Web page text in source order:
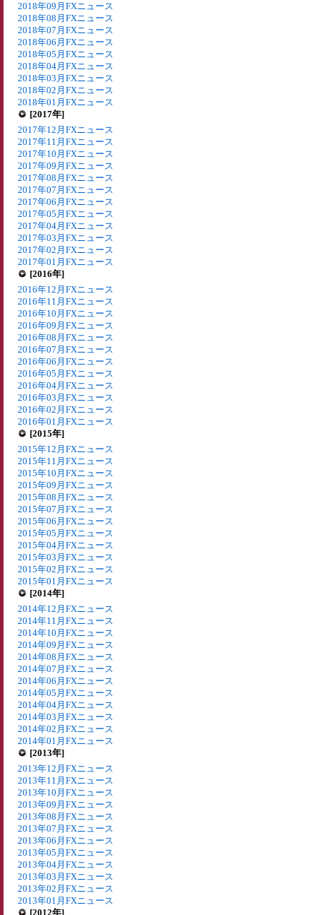
2018年09月FXニュース
2018年08月FXニュース
2018年07月FXニュース
2018年06月FXニュース
2018年05月FXニュース
2018年04月FXニュース
2018年03月FXニュース
2018年02月FXニュース
2018年01月FXニュース
[2017年]
2017年12月FXニュース
2017年11月FXニュース
2017年10月FXニュース
2017年09月FXニュース
2017年08月FXニュース
2017年07月FXニュース
2017年06月FXニュース
2017年05月FXニュース
2017年04月FXニュース
2017年03月FXニュース
2017年02月FXニュース
2017年01月FXニュース
[2016年]
2016年12月FXニュース
2016年11月FXニュース
2016年10月FXニュース
2016年09月FXニュース
2016年08月FXニュース
2016年07月FXニュース
2016年06月FXニュース
2016年05月FXニュース
2016年04月FXニュース
2016年03月FXニュース
2016年02月FXニュース
2016年01月FXニュース
[2015年]
2015年12月FXニュース
2015年11月FXニュース
2015年10月FXニュース
2015年09月FXニュース
2015年08月FXニュース
2015年07月FXニュース
2015年06月FXニュース
2015年05月FXニュース
2015年04月FXニュース
2015年03月FXニュース
2015年02月FXニュース
2015年01月FXニュース
[2014年]
2014年12月FXニュース
2014年11月FXニュース
2014年10月FXニュース
2014年09月FXニュース
2014年08月FXニュース
2014年07月FXニュース
2014年06月FXニュース
2014年05月FXニュース
2014年04月FXニュース
2014年03月FXニュース
2014年02月FXニュース
2014年01月FXニュース
[2013年]
2013年12月FXニュース
2013年11月FXニュース
2013年10月FXニュース
2013年09月FXニュース
2013年08月FXニュース
2013年07月FXニュース
2013年06月FXニュース
2013年05月FXニュース
2013年04月FXニュース
2013年03月FXニュース
2013年02月FXニュース
2013年01月FXニュース
[2012年]